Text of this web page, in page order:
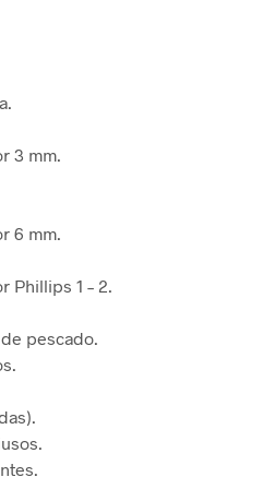
Y CONTROL
Áreas
3 mm.
6 mm.
Phillips 1 – 2.
pescado.